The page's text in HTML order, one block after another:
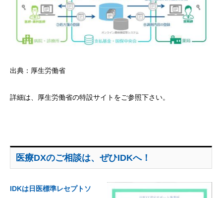
出典：厚生労働省
詳細は、 厚生労働省の特設サイト をご参照下さい。
医療DXのご相談は、ぜひIDKへ！
IDKは日医標準レセプトソ